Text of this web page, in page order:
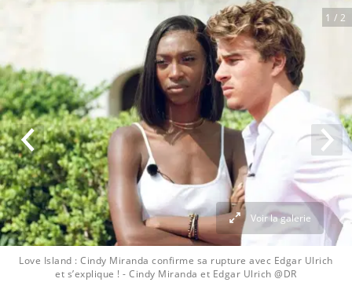
Love Island : Cindy Miranda confirme sa rupture avec Edgar Ulrich
et s’explique ! - Cindy Miranda et Edgar Ulrich @DR
1 / 2
Voir la galerie